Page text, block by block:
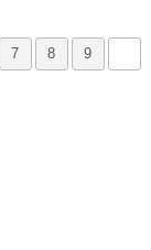
7 8 9